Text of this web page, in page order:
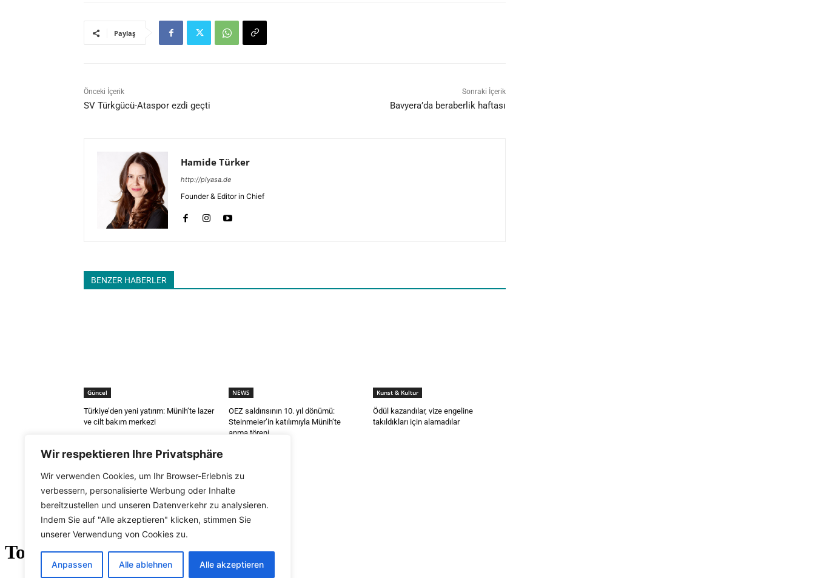
Wir respektieren Ihre Privatsphäre
Wir verwenden Cookies, um Ihr Browser-Erlebnis zu
verbessern, personalisierte Werbung oder Inhalte
bereitzustellen und unseren Datenverkehr zu analysieren.
Indem Sie auf "Alle akzeptieren" klicken, stimmen Sie
unserer Verwendung von Cookies zu.
Anpassen Alle ablehnen Alle akzeptieren
Paylaş
Önceki İçerik
SV Türkgücü-Ataspor ezdi geçti
Sonraki İçerik
Bavyera’da beraberlik haftası
Hamide Türker
http://piyasa.de
Founder & Editor in Chief
BENZER HABERLER
Güncel
Türkiye’den yeni yatırım: Münih’te lazer
ve cilt bakım merkezi
NEWS
OEZ saldırısının 10. yıl dönümü:
Steinmeier’in katılımıyla Münih’te
anma töreni
Kunst & Kultur
Ödül kazandılar, vize engeline
takıldıkları için alamadılar